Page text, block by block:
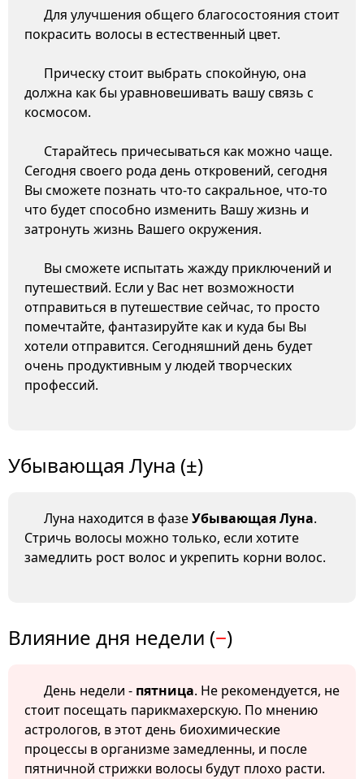
Для улучшения общего благосостояния стоит
покрасить волосы в естественный цвет.
Прическу стоит выбрать спокойную, она
должна как бы уравновешивать вашу связь с
космосом.
Старайтесь причесываться как можно чаще.
Сегодня своего рода день откровений, сегодня
Вы сможете познать что-то сакральное, что-то
что будет способно изменить Вашу жизнь и
затронуть жизнь Вашего окружения.
Вы сможете испытать жажду приключений и
путешествий. Если у Вас нет возможности
отправиться в путешествие сейчас, то просто
помечтайте, фантазируйте как и куда бы Вы
хотели отправится. Сегодняшний день будет
очень продуктивным у людей творческих
профессий.
Убывающая Луна (±)
Луна находится в фазеУбывающая Луна.
Стричь волосы можно только, если хотите
замедлить рост волос и укрепить корни волос.
Влияние дня недели (−)
День недели - пятница. Не рекомендуется, не
стоит посещать парикмахерскую. По мнению
астрологов, в этот день биохимические
процессы в организме замедленны, и после
пятничной стрижки волосы будут плохо расти.